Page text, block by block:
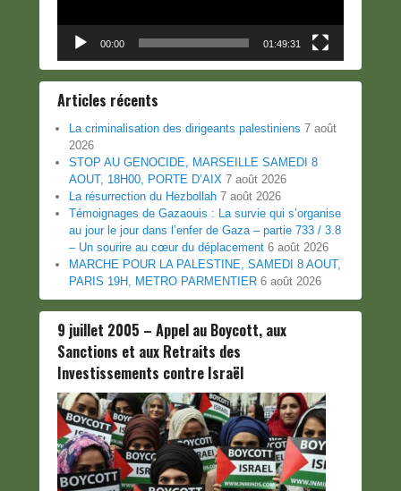
00:00 01:49:31
Articles récents
La criminalisation des dirigeants palestiniens 7 août
2026
STOP AU GENOCIDE, MARSEILLE SAMEDI 8
AOUT, 18H00, PORTE D’AIX 7 août 2026
La résurrection du Hezbollah 7 août 2026
Témoignages de Gazaouis : La survie qui s’organise
au jour le jour dans l’enfer de Gaza – partie 733 / 3.8
– Un sourire au cœur du déplacement 6 août 2026
MARCHE POUR LA PALESTINE, SAMEDI 8 AOUT,
PARIS 19H, METRO PARMENTIER 6 août 2026
9 juillet 2005 – Appel au Boycott, aux
Sanctions et aux Retraits des
Investissements contre Israël